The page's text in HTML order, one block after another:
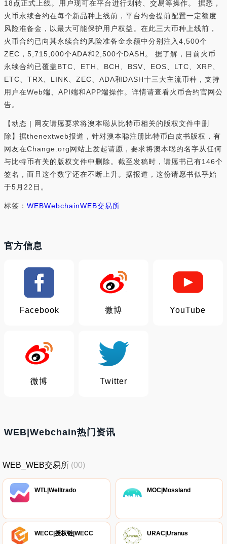
18点正式上线。用户现可在平台进行划转、交易等操作。 据悉，
火币永续合约在每个新品种上线前，平台均会提前配置一定额度
风险准备金，以最大可能保护用户权益。在此三大币种上线前，
火币合约已向其永续合约风险准备金余额中分别注入4,500个
ZEC，5,715,000个ADA和2,500个DASH。 据了解，目前火币
永续合约已覆盖BTC、ETH、BCH、BSV、EOS、LTC、XRP、
ETC、TRX、LINK、ZEC、ADA和DASH十三大主流币种，支持
用户在Web端、API端和APP端操作。详情请查看火币合约官网公
告。
【动态 | 网友请愿要求将澳本聪从比特币相关的版权文件中删
除】据thenextweb报道，针对澳本聪注册比特币白皮书版权，有
网友在Change.org网站上发起请愿，要求将澳本聪的名字从任何
与比特币有关的版权文件中删除。截至发稿时，请愿书已有146个
签名，而且这个数字还在不断上升。据报道，这份请愿书似乎始
于5月22日。
标签： WEBWebchainWEB交易所
官方信息
Facebook 微博 YouTube
微博 Twitter
WEB|Webchain热门资讯
WEB_WEB交易所 (00)
WTL|Welltrado MOC|Mossland
WECC|授权链|WECC URAC|Uranus